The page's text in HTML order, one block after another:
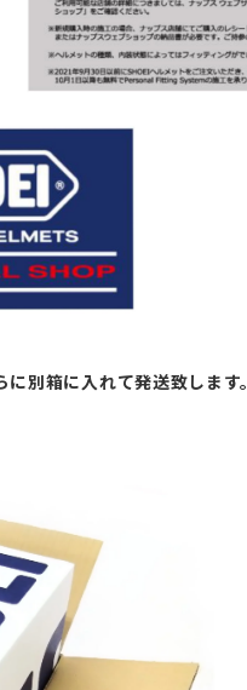
別箱に入れて発送致します。